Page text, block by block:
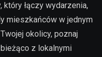
łączy wydarzenia,
mieszkańców w jednym
okolicy, poznaj
z lokalnymi